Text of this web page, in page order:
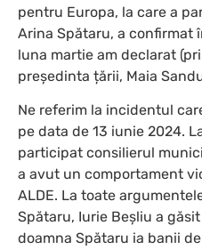
pentru Europa, la care a
Arina Spătaru, a confirmat
luna martie am declarat
președinta țării, Maia
Ne referim la incidentul
pe data de 13 iunie 2024.
participat consilierul
a avut un comportament
ALDE. La toate
Spătaru, Iurie Beșliu a
doamna Spătaru ia banii